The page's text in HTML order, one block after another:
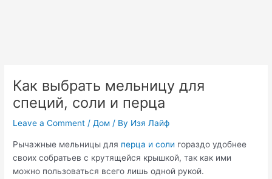
Как выбрать мельницу для
специй, соли и перца
Leave a Comment /Дом / By Изя Лайф
Рычажные мельницы для перца и соли гораздо удобнее
своих собратьев с крутящейся крышкой, так как ими
можно пользоваться всего лишь одной рукой.